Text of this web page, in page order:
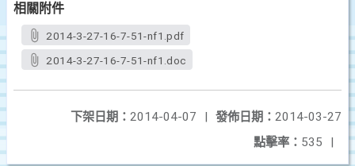
相關附件
2014-3-27-16-7-51-nf1.pdf
2014-3-27-16-7-51-nf1.doc
發佈日期： 2014-03-27
下架日期： 2014-04-07
|
點擊率： 535 |